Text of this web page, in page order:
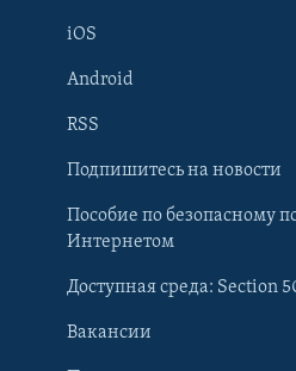
Learning English
iOS
Android
RSS
Подпишитесь на новости
Пособие по безопасному
Интернетом
Доступная среда: Section
Вакансии